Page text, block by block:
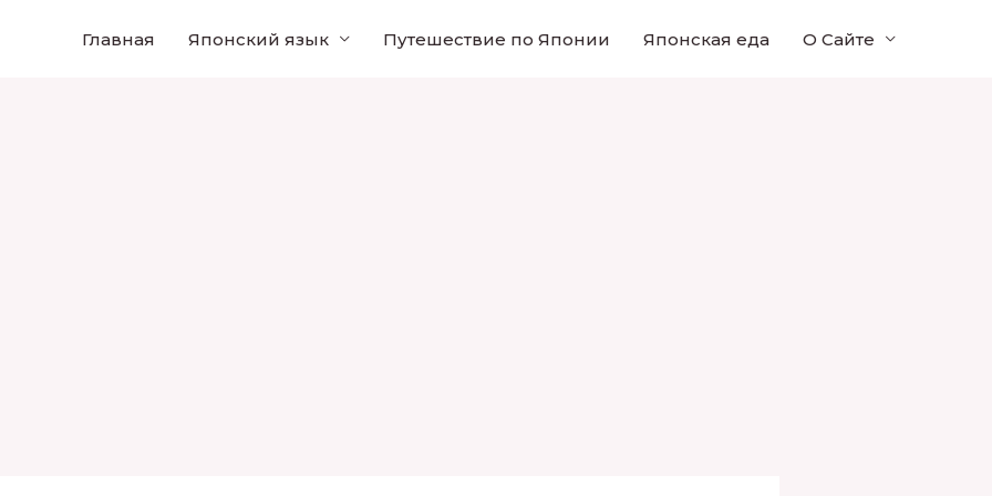
Главная Японский язык Путешествие по Японии Японская еда О Сайте